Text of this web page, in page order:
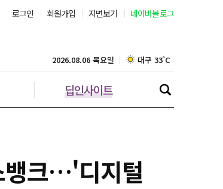
로그인 회원가입 지면보기 네이버블로그
딥인사이트
2026.08.06 목요일 대구 33˚C
인천 30˚C
울산 30˚C
뱅크…'디지털